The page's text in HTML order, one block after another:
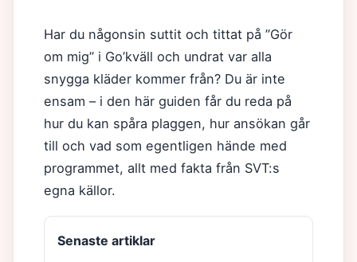
Har du någonsin suttit och tittat på ”Gör
om mig” i Go’kväll och undrat var alla
snygga kläder kommer från? Du är inte
ensam – i den här guiden får du reda på
hur du kan spåra plaggen, hur ansökan går
till och vad som egentligen hände med
programmet, allt med fakta från SVT:s
egna källor.
Senaste artiklar